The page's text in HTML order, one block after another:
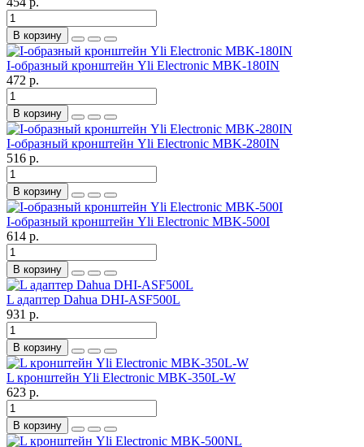
В корзину
I-oбразный кронштейн Yli Electronic MBK-180IN
472 р.
В корзину
I-oбразный кронштейн Yli Electronic MBK-280IN
516 р.
В корзину
I-oбразный кронштейн Yli Electronic MBK-500I
614 р.
В корзину
L адаптер Dahua DHI-ASF500L
931 р.
В корзину
L кронштейн Yli Electronic MBK-350L-W
623 р.
В корзину